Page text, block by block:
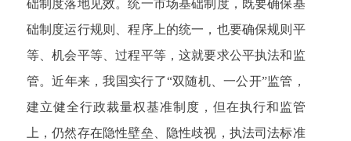
础制度落地见效。统一市场基础制度，既要确保基
础制度运行规则、程序上的统一，也要确保规则平
等、机会平等、过程平等，这就要求公平执法和监
管。近年来，我国实行了“双随机、一公开”监管，
建立健全行政裁量权基准制度，但在执行和监管
上，仍然存在隐性壁垒、隐性歧视，执法司法标准